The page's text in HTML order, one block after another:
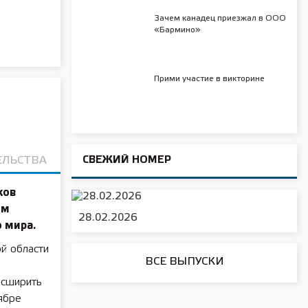
мира.
области
Зачем канадец приезжал в ООО
«Бармино»
Прими участие в викторине
СВЕЖИЙ НОМЕР
28.02.2026
ВСЕ ВЫПУСКИ